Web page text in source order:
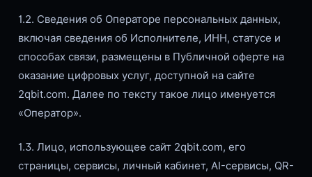
1.2. Сведения об Операторе персональных данных,
включая сведения об Исполнителе, ИНН, статусе и
способах связи, размещены в Публичной оферте на
оказание цифровых услуг, доступной на сайте
2qbit.com. Далее по тексту такое лицо именуется
«Оператор».
1.3. Лицо, использующее сайт 2qbit.com, его
страницы, сервисы, личный кабинет, AI-сервисы, QR-